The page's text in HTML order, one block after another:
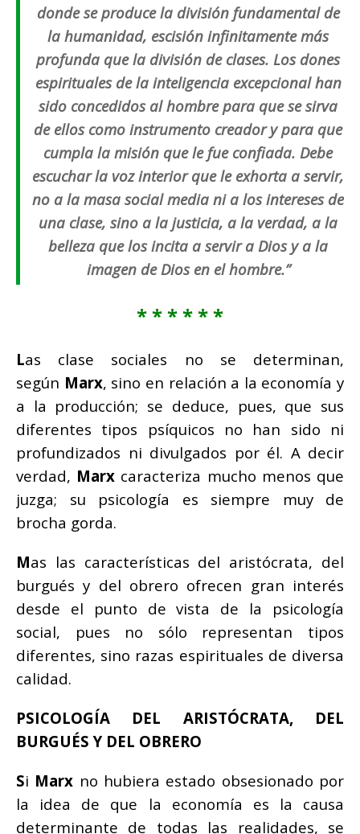
donde se produce la división fundamental de
la humanidad, escisión infinitamente más
profunda que la división de clases. Los dones
espirituales de la inteligencia excepcional han
sido concedidos al hombre para que se sirva
de ellos como instrumento creador y para que
cumpla la misión que le fue confiada. Debe
escuchar la voz interior que le exhorta a servir,
no a la masa social media ni a los intereses de
una clase, sino a la justicia, a la verdad, a la
belleza que los incita a servir a Dios y a la
imagen de Dios en el hombre.”
* * * * * *
Las clase sociales no se determinan,
según Marx, sino en relación a la economía y
a la producción; se deduce, pues, que sus
diferentes tipos psíquicos no han sido ni
profundizados ni divulgados por él. A decir
verdad, Marx caracteriza mucho menos que
juzga; su psicología es siempre muy de
brocha gorda.
Mas las características del aristócrata, del
burgués y del obrero ofrecen gran interés
desde el punto de vista de la psicología
social, pues no sólo representan tipos
diferentes, sino razas espirituales de diversa
calidad.
PSICOLOGÍA DEL ARISTÓCRATA, DEL
BURGUÉS Y DEL OBRERO
Si Marx no hubiera estado obsesionado por
la idea de que la economía es la causa
determinante de todas las realidades, se